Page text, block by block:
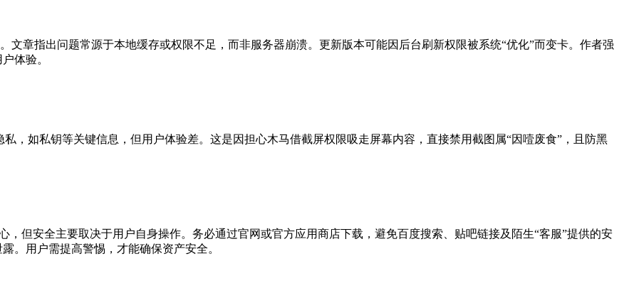
文章指出问题常源于本地缓存或权限不足，而非服务器崩溃。更新版本可能因后台刷新权限被系统“优化”而变卡。作者强
体验。
，如私钥等关键信息，但用户体验差。这是因担心木马借截屏权限吸走屏幕内容，直接禁用截图属“因噎废食”，且防黑
，但安全主要取决于用户自身操作。务必通过官网或官方应用商店下载，避免百度搜索、贴吧链接及陌生“客服”提供的安
。用户需提高警惕，才能确保资产安全。